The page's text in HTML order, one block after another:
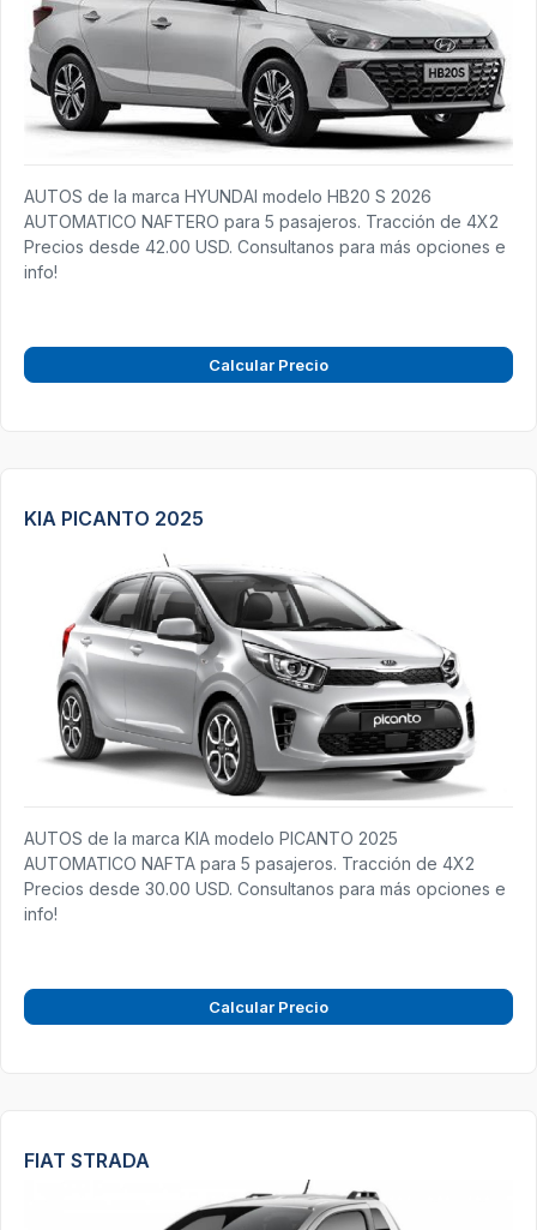
AUTOS de la marca HYUNDAI modelo HB20 S 2026
AUTOMATICO NAFTERO para 5 pasajeros. Tracción de 4X2
Precios desde 42.00 USD. Consultanos para más opciones e
info!
Calcular Precio
KIA PICANTO 2025
AUTOS de la marca KIA modelo PICANTO 2025
AUTOMATICO NAFTA para 5 pasajeros. Tracción de 4X2
Precios desde 30.00 USD. Consultanos para más opciones e
info!
Calcular Precio
FIAT STRADA